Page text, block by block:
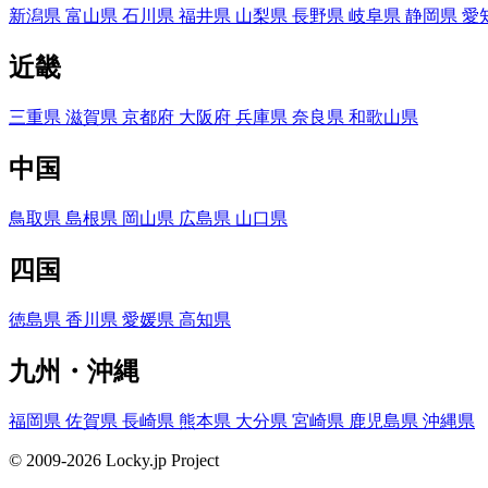
新潟県 富山県 石川県 福井県 山梨県 長野県 岐阜県 静岡県 愛
近畿
三重県 滋賀県 京都府 大阪府 兵庫県 奈良県 和歌山県
中国
鳥取県 島根県 岡山県 広島県 山口県
四国
徳島県 香川県 愛媛県 高知県
九州・沖縄
福岡県 佐賀県 長崎県 熊本県 大分県 宮崎県 鹿児島県 沖縄県
© 2009-2026 Locky.jp Project